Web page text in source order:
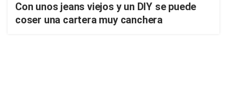
Con unos jeans viejos y un DIY se puede
coser una cartera muy canchera